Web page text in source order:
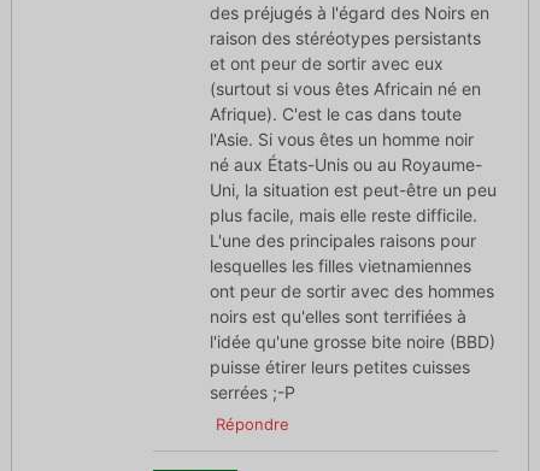
des préjugés à l'égard des Noirs en
raison des stéréotypes persistants
et ont peur de sortir avec eux
(surtout si vous êtes Africain né en
Afrique). C'est le cas dans toute
l'Asie. Si vous êtes un homme noir
né aux États-Unis ou au Royaume-
Uni, la situation est peut-être un peu
plus facile, mais elle reste difficile.
L'une des principales raisons pour
lesquelles les filles vietnamiennes
ont peur de sortir avec des hommes
noirs est qu'elles sont terrifiées à
l'idée qu'une grosse bite noire (BBD)
puisse étirer leurs petites cuisses
serrées ;-P
Répondre